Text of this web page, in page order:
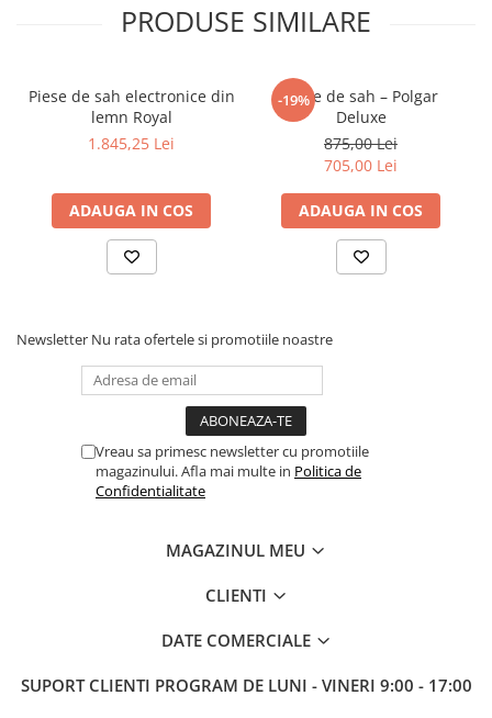
Step 3
Step 6
Tabla De Demonstratie
PRODUSE SIMILARE
Piese de sah electronice din
lemn Royal
1.845,25 Lei
ADAUGA IN COS
-19%
Piese de sah – Polgar
Deluxe
875,00 Lei
705,00 Lei
ADAUGA IN COS
Newsletter Nu rata ofertele si promotiile noastre
Vreau sa primesc newsletter cu promotiile
magazinului. Afla mai multe in Politica de
Confidentialitate
MAGAZINUL MEU
CLIENTI
DATE COMERCIALE
SUPORT CLIENTI PROGRAM DE LUNI - VINERI 9:00 - 17:00